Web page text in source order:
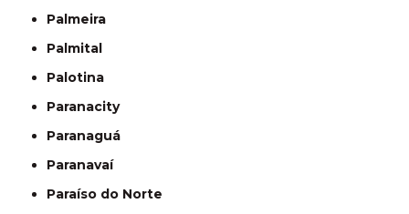
Palmeira
Palmital
Palotina
Paranacity
Paranaguá
Paranavaí
Paraíso do Norte